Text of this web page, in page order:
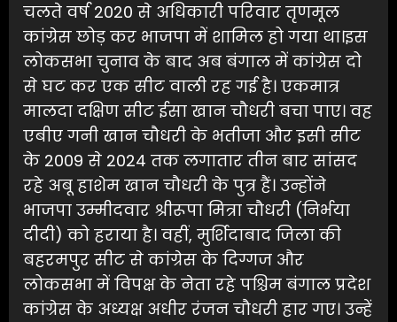
चलते वर्ष 2020 से अधिकारी परिवार तृणमूल
कांग्रेस छोड़ कर भाजपा में शामिल हो गया था।इस
लोकसभा चुनाव के बाद अब बंगाल में कांग्रेस दो
से घट कर एक सीट वाली रह गई है। एकमात्र
मालदा दक्षिण सीट ईसा खान चौधरी बचा पाए। वह
एबीए गनी खान चौधरी के भतीजा और इसी सीट
के 2009 से 2024 तक लगातार तीन बार सांसद
रहे अबू हाशेम खान चौधरी के पुत्र हैं। उन्होंने
भाजपा उम्मीदवार श्रीरूपा मित्रा चौधरी (निर्भया
दीदी) को हराया है। वहीं, मुर्शिदाबाद जिला की
बहरमपुर सीट से कांग्रेस के दिग्गज और
लोकसभा में विपक्ष के नेता रहे पश्चिम बंगाल प्रदेश
कांग्रेस के अध्यक्ष अधीर रंजन चौधरी हार गए। उन्हें